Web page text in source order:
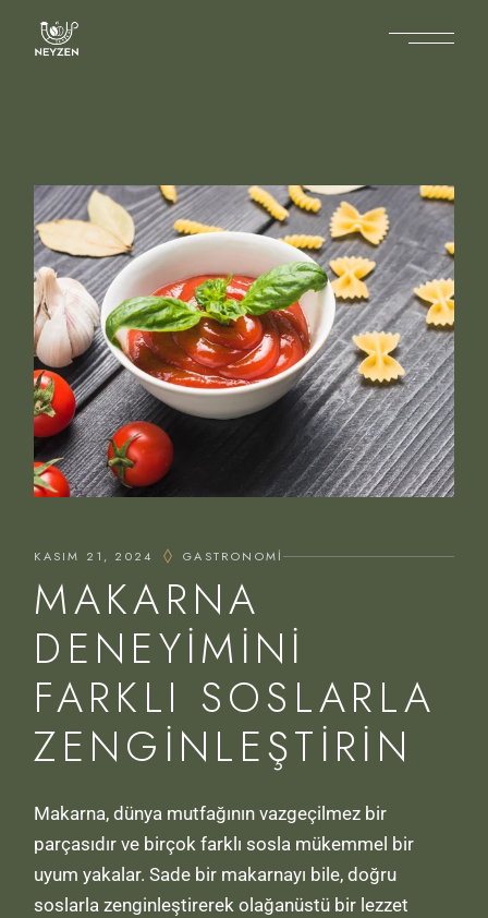
KASIM 21, 2024 GASTRONOMI
MAKARNA
DENEYIMINI
FARKLI SOSLARLA
ZENGINLEŞTIRIN
Makarna, dünya mutfağının vazgeçilmez bir
parçasıdır ve birçok farklı sosla mükemmel bir
uyum yakalar. Sade bir makarnayı bile, doğru
soslarla zenginleştirerek olağanüstü bir lezzet